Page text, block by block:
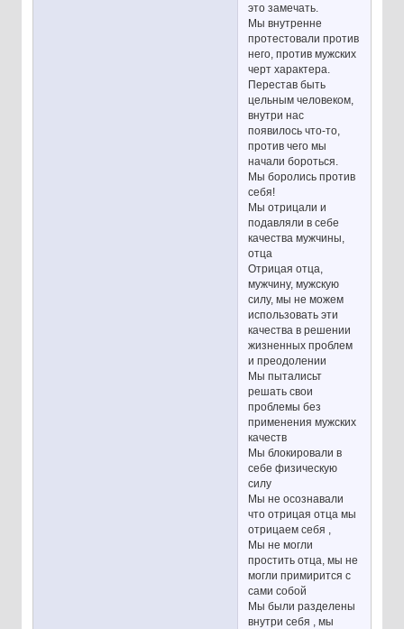
это замечать.
Мы внутренне
протестовали против
него, против мужских
черт характера.
Перестав быть
цельным человеком,
внутри нас
появилось что-то,
против чего мы
начали бороться.
Мы боролись против
себя!
Мы отрицали и
подавляли в себе
качества мужчины,
отца
Отрицая отца,
мужчину, мужскую
силу, мы не можем
использовать эти
качества в решении
жизненных проблем
и преодолении
Мы пыталисьт
решать свои
проблемы без
применения мужских
качеств
Мы блокировали в
себе физическую
силу
Мы не осознавали
что отрицая отца мы
отрицаем себя ,
Мы не могли
простить отца, мы не
могли примирится с
сами собой
Мы были разделены
внутри себя , мы